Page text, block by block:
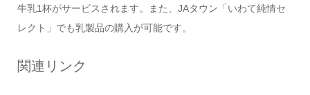
牛乳1杯がサービスされます。また、JAタウン「いわて純情セ
レクト」でも乳製品の購入が可能です。
関連リンク